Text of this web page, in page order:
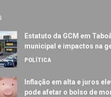
Estatuto da GCM em
municipal e impactos na
POLÍTICA
Inflação em alta e juros
pode afetar o bolso de